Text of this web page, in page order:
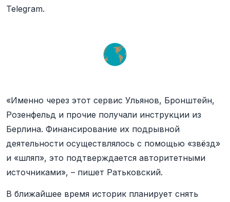
Telegram.
«Именно через этот сервис Ульянов, Бронштейн,
Розенфельд и прочие получали инструкции из
Берлина. Финансирование их подрывной
деятельности осуществлялось с помощью «звёзд»
и «шляп», это подтверждается авторитетными
источниками», – пишет Ратьковский.
В ближайшее время историк планирует снять